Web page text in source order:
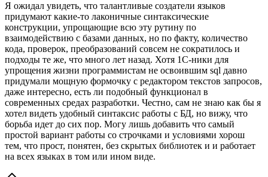
Я ожидал увидеть, что талантливые создатели языков
придумают какие-то лаконичные синтаксические
конструкции, упрощающие всю эту рутину по
взаимодействию с базами данных, но по факту, количество
кода, проверок, преобразований совсем не сократилось и
подходы те же, что много лет назад. Хотя 1С-ники для
упрощения жизни программистам не освоившим sql давно
придумали мощную формочку с редактором текстов запросов,
даже интересно, есть ли подобный функционал в
современных средах разработки. Честно, сам не знаю как бы я
хотел видеть удобный синтаксис работы с БД, но вижу, что
борьба идет до сих пор. Могу лишь добавить что самый
простой вариант работы со строчками и условиями хорош
тем, что прост, понятен, без скрытых библиотек и и работает
на всех языках в том или ином виде.